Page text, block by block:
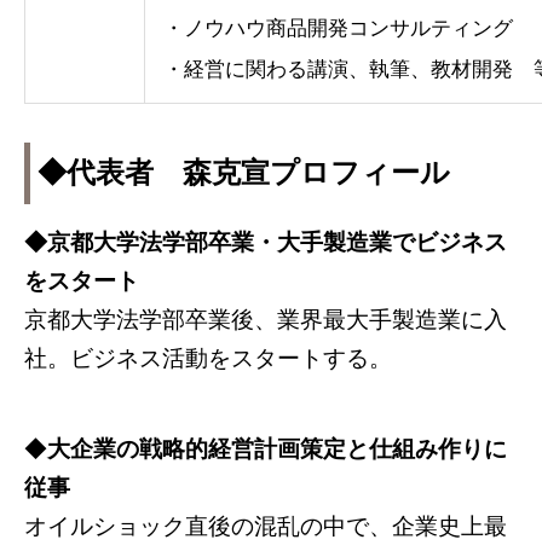
・ノウハウ商品開発コンサルティング
・経営に関わる講演、執筆、教材開発
◆代表者 森克宣プロフィール
◆京都大学法学部卒業・大手製造業でビジネス
をスタート
京都大学法学部卒業後、業界最大手製造業に入
社。ビジネス活動をスタートする。
◆大企業の戦略的経営計画策定と仕組み作りに
従事
オイルショック直後の混乱の中で、企業史上最